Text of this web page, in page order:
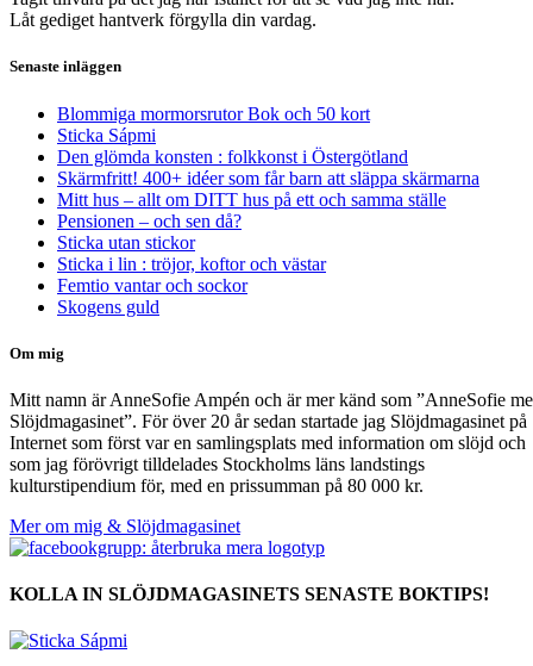
Låt gediget hantverk förgylla din vardag.
Senaste inläggen
Blommiga mormorsrutor Bok och 50 kort
Sticka Sápmi
Den glömda konsten : folkkonst i Östergötland
Skärmfritt! 400+ idéer som får barn att släppa skärmarna
Mitt hus – allt om DITT hus på ett och samma ställe
Pensionen – och sen då?
Sticka utan stickor
Sticka i lin : tröjor, koftor och västar
Femtio vantar och sockor
Skogens guld
Om mig
Mitt namn är AnneSofie Ampén och är mer känd som ”AnneSofie
Slöjdmagasinet”. För över 20 år sedan startade jag Slöjdmagasinet på
Internet som först var en samlingsplats med information om slöjd och
som jag förövrigt tilldelades Stockholms läns landstings
kulturstipendium för, med en prissumman på 80 000 kr.
Mer om mig & Slöjdmagasinet
KOLLA IN SLÖJDMAGASINETS SENASTE BOKTIPS!